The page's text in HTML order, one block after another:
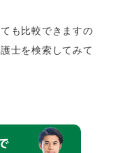
も比較できますの
士を検索してみて